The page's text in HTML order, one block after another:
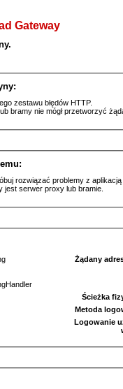
Gateway
zestawu błędów HTTP.
bramy nie mógł przetworzyć
rozwiązać problemy z
jest serwer proxy lub bramie.
Żądany
Ścieżka
Metoda
Logowanie